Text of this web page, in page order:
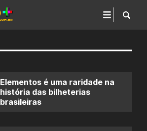
Elementos é uma raridade na
história das bilheterias
brasileiras